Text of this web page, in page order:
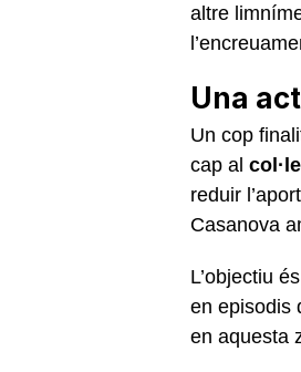
altre
Una
Un cop
cap al
reduir
Casanova
L’objectiu
en episodis
en aquesta